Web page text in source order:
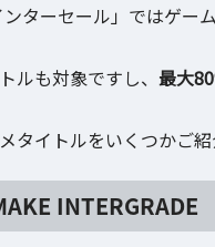
ターセール」ではゲー
ルも対象ですし、 最大
タイトルをいくつかご紹
INTERGRADE